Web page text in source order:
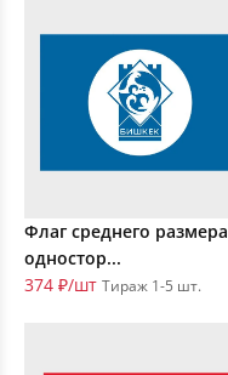
Флаг среднего размера
одностор...
374 ₽/шт Тираж 1-5 шт.